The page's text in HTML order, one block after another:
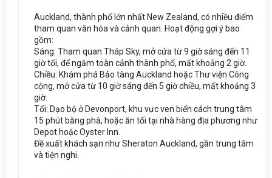
Auckland, thành phố lớn nhất New Zealand, có nhiều điểm
tham quan văn hóa và cảnh quan. Hoạt động gợi ý bao
gồm:
Sáng: Tham quan Tháp Sky, mở cửa từ 9 giờ sáng đến 11
giờ tối, để ngắm toàn cảnh thành phố, mất khoảng 2 giờ.
Chiều: Khám phá Bảo tàng Auckland hoặc Thư viện Công
cộng, mở cửa từ 10 giờ sáng đến 5 giờ chiều, mất khoảng 3
giờ.
Tối: Dạo bộ ở Devonport, khu vực ven biển cách trung tâm
15 phút bằng phà, hoặc ăn tối tại nhà hàng địa phương như
Depot hoặc Oyster Inn.
Đề xuất khách sạn như Sheraton Auckland, gần trung tâm
và tiện nghi.